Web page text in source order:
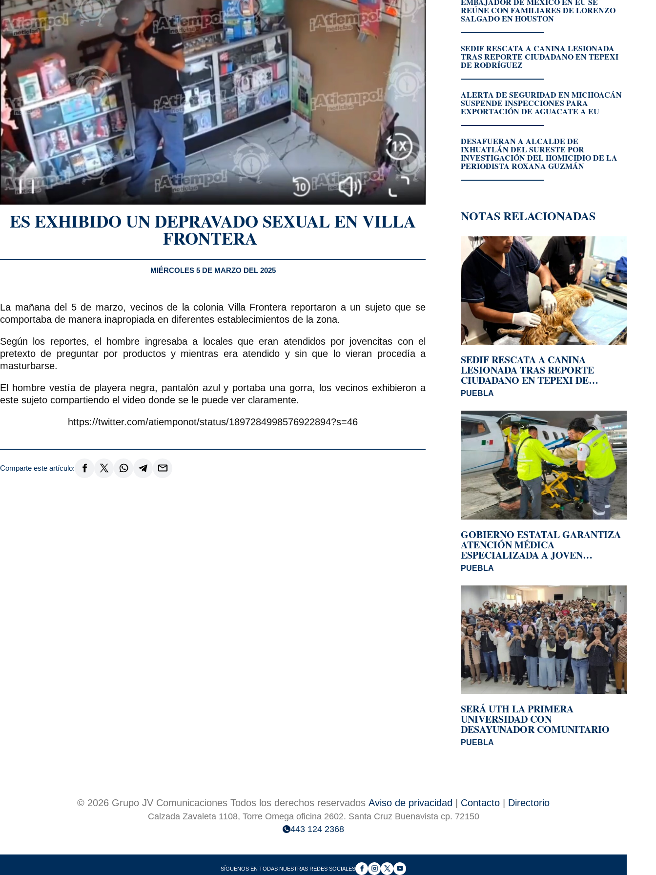
ES EXHIBIDO UN DEPRAVADO SEXUAL EN VILLA
FRONTERA
MIÉRCOLES 5 DE MARZO DEL 2025
La mañana del 5 de marzo, vecinos de la colonia Villa Frontera reportaron a un sujeto que se
comportaba de manera inapropiada en diferentes establecimientos de la zona.
Según los reportes, el hombre ingresaba a locales que eran atendidos por jovencitas con el
pretexto de preguntar por productos y mientras era atendido y sin que lo vieran procedía a
masturbarse.
El hombre vestía de playera negra, pantalón azul y portaba una gorra, los vecinos exhibieron a
este sujeto compartiendo el video donde se le puede ver claramente.
https://twitter.com/atiemponot/status/1897284998576922894?s=46
Comparte este artículo:
REÚNE CON FAMILIARES DE LORENZO
SALGADO EN HOUSTON
SEDIF RESCATA A CANINA LESIONADA
TRAS REPORTE CIUDADANO EN TEPEXI
DE RODRÍGUEZ
ALERTA DE SEGURIDAD EN MICHOACÁN
SUSPENDE INSPECCIONES PARA
EXPORTACIÓN DE AGUACATE A EU
DESAFUERAN A ALCALDE DE
IXHUATLÁN DEL SURESTE POR
INVESTIGACIÓN DEL HOMICIDIO DE LA
PERIODISTA ROXANA GUZMÁN
NOTAS RELACIONADAS
SEDIF RESCATA A CANINA
LESIONADA TRAS REPORTE
CIUDADANO EN TEPEXI DE
RODRÍGUEZ
PUEBLA
GOBIERNO ESTATAL GARANTIZA
ATENCIÓN MÉDICA
ESPECIALIZADA A JOVEN
REPATRIADO DE ESTADOS UNIDOS
PUEBLA
SERÁ UTH LA PRIMERA
UNIVERSIDAD CON
DESAYUNADOR COMUNITARIO
PUEBLA
© 2026 Grupo JV Comunicaciones Todos los derechos reservados Aviso de privacidad Contacto Directorio
Calzada Zavaleta 1108, Torre Omega oficina 2602. Santa Cruz Buenavista cp. 72150
443 124 2368
SÍGUENOS EN TODAS NUESTRAS REDES SOCIALES